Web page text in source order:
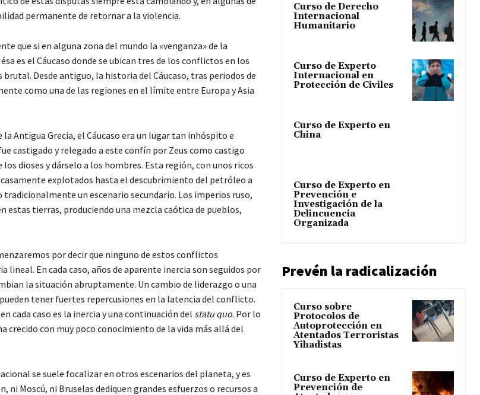
permanente de retornar a la violencia.
que si en alguna zona del mundo la «venganza» de la
es el Cáucaso donde se ubican tres de los conflictos en los
brutal. Desde antiguo, la historia del Cáucaso, tras periodos de
como una de las regiones en el límite entre Europa y Asia
Antigua Grecia, el Cáucaso era un lugar tan inhóspito e
castigado y relegado a este confín por Zeus como castigo
dioses y dárselo a los hombres. Esta región, con unos ricos
explotados hasta el descubrimiento del petróleo a
tradicionalmente un escenario secundario. Los imperios ruso,
estas tierras, produciendo una mezcla caótica de pueblos,
por decir que ninguno de estos conflictos
lineal. En cada caso, años de aparente inercia son seguidos por
la situación abruptamente. Un cambio de liderazgo o una
tener fuertes repercusiones en la latencia del conflicto.
cada caso es la inercia y una continuación del statu quo. Por lo
crecido con muy poco conocimiento de la vida más allá del
se suele focalizar en otros escenarios del planeta, y es
ni Moscú, ni Bruselas dediquen grandes esfuerzos o recursos a
Curso de Derecho
Internacional
Humanitario
Curso de Experto
Internacional en
Protección de Civiles
Curso de Experto en
China
Curso de Experto en
Prevención e
Investigación de la
Delincuencia
Organizada
Prevén la radicalización
Curso sobre
Protocolos de
Autoprotección en
Atentados Terroristas
Yihadistas
Curso de Experto en
Prevención de